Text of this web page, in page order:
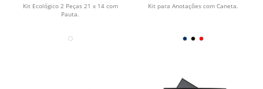
Kit Ecológico 2 Peças 21 x 14 com
Pauta.
Kit para Anotações com Caneta.